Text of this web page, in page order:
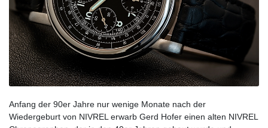
Anfang der 90er Jahre nur wenige Monate nach der
Wiedergeburt von NIVREL erwarb Gerd Hofer einen alten NIVREL